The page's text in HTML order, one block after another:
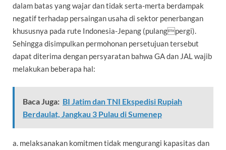
dalam batas yang wajar dan tidak serta-merta berdampak
negatif terhadap persaingan usaha di sektor penerbangan
khususnya pada rute Indonesia-Jepang (pulangpergi).
Sehingga disimpulkan permohonan persetujuan tersebut
dapat diterima dengan persyaratan bahwa GA dan JAL wajib
melakukan beberapa hal:
Baca Juga: BI Jatim dan TNI Ekspedisi Rupiah
Berdaulat, Jangkau 3 Pulau di Sumenep
a. melaksanakan komitmen tidak mengurangi kapasitas dan